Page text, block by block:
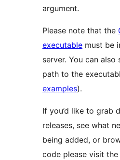
argument.
Please note that the
executable must be
server. You can also set a custom
path to the
examples).
If you’d like to grab
releases, see what
being added, or
code please visit the